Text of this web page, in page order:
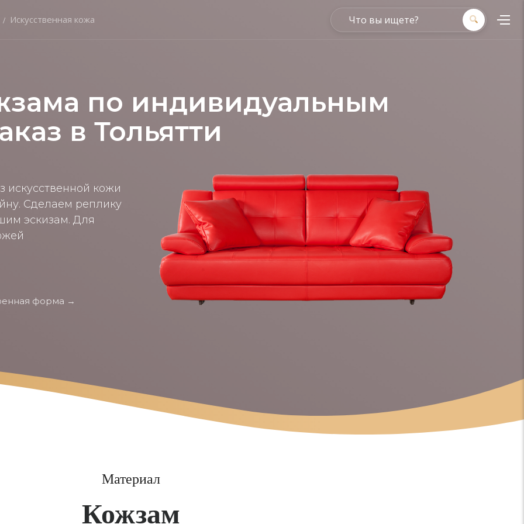
по индивидуальным
в Тольятти
искусственной кожи
Сделаем реплику
эскизам. Для
форма →
Материал
Кожзам
Искусственная кожа